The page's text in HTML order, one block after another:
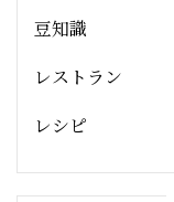
豆知識
レストラン
レシピ